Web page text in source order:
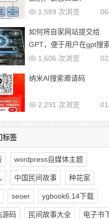
1,589 次浏览
如何将自家网站提交给
GPT，便于用户在gpt搜
展示1,606 次浏览
纳米AI搜索邀请码
2,291 次浏览
标签
wordpress自媒体主题
中国民间故事 种花家
seoer ygbook6.14下载
源码 民间故事大全 电子书